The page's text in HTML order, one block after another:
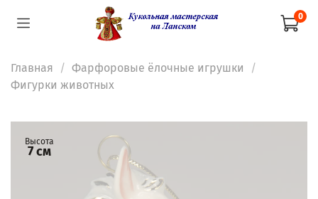
0
Главная
Фарфоровые ёлочные игрушки
Фигурки животных
Высота
7 см